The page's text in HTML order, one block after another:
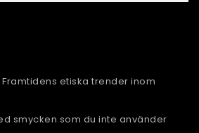
etiska trender inom
smycken som du inte använder